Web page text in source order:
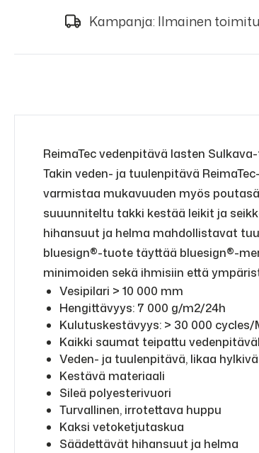
Kampanja: Ilmainen
ReimaTec vedenpitävä lasten
Takin veden- ja tuulenpitävä
varmistaa mukavuuden myös
suuunniteltu takki kestää leikit ja
hihansuut ja helma mahdollistavat
bluesign®-tuote täyttää bluesign®-
minimoiden sekä ihmisiin että
Vesipilari > 10 000 mm
Hengittävyys: 7 000 g/m2/24h
Kulutuskestävyys: > 30 000
Kaikki saumat teipattu
Veden- ja tuulenpitävä, likaa
Kestävä materiaali
Sileä polyesterivuori
Turvallinen, irrotettava huppu
Kaksi vetoketjutaskua
Säädettävät hihansuut ja helma